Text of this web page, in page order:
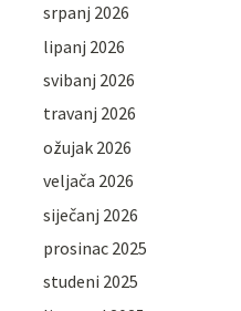
srpanj 2026
lipanj 2026
svibanj 2026
travanj 2026
ožujak 2026
veljača 2026
siječanj 2026
prosinac 2025
studeni 2025